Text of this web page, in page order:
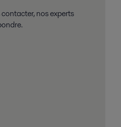
nos experts